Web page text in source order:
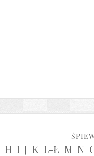
H I J K L-Ł M N